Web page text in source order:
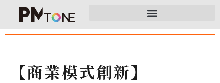
【商業模式創新】